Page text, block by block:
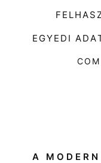
EGYEDI
COM
A